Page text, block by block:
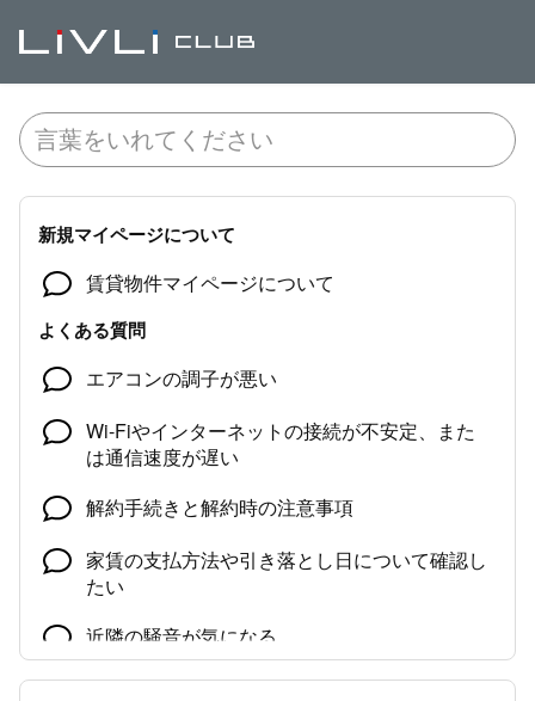
新規マイページについて
賃貸物件マイページについて
よくある質問
エアコンの調子が悪い
Wi-Fiやインターネットの接続が不安定、また
は通信速度が遅い
解約手続きと解約時の注意事項
家賃の支払方法や引き落とし日について確認し
たい
近隣の騒音が気になる